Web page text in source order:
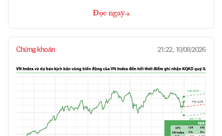
Đọc ngay
Chứng khoán 21:22, 10/08/2026